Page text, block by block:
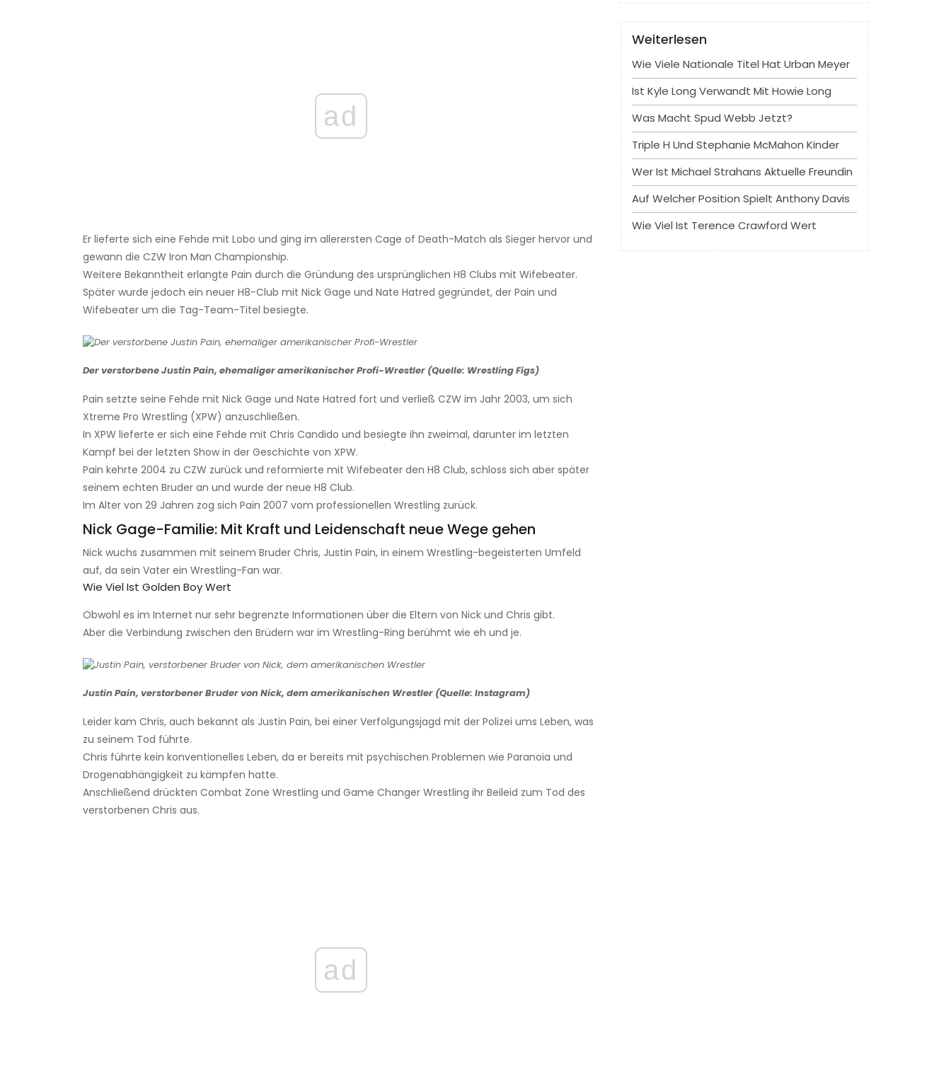
ad
Er lieferte sich eine Fehde mit Lobo und ging im allerersten Cage of Death-Match als Sieger hervor und
gewann die CZW Iron Man Championship.
Weitere Bekanntheit erlangte Pain durch die Gründung des ursprünglichen H8 Clubs mit Wifebeater.
Später wurde jedoch ein neuer H8-Club mit Nick Gage und Nate Hatred gegründet, der Pain und
Wifebeater um die Tag-Team-Titel besiegte.
Der verstorbene Justin Pain, ehemaliger amerikanischer Profi-Wrestler (Quelle: Wrestling Figs)
Pain setzte seine Fehde mit Nick Gage und Nate Hatred fort und verließ CZW im Jahr 2003, um sich
Xtreme Pro Wrestling (XPW) anzuschließen.
In XPW lieferte er sich eine Fehde mit Chris Candido und besiegte ihn zweimal, darunter im letzten
Kampf bei der letzten Show in der Geschichte von XPW.
Pain kehrte 2004 zu CZW zurück und reformierte mit Wifebeater den H8 Club, schloss sich aber später
seinem echten Bruder an und wurde der neue H8 Club.
Im Alter von 29 Jahren zog sich Pain 2007 vom professionellen Wrestling zurück.
Nick Gage-Familie: Mit Kraft und Leidenschaft neue Wege gehen
Nick wuchs zusammen mit seinem Bruder Chris, Justin Pain, in einem Wrestling-begeisterten Umfeld
auf, da sein Vater ein Wrestling-Fan war.
Wie Viel Ist Golden Boy Wert
Obwohl es im Internet nur sehr begrenzte Informationen über die Eltern von Nick und Chris gibt.
Aber die Verbindung zwischen den Brüdern war im Wrestling-Ring berühmt wie eh und je.
Justin Pain, verstorbener Bruder von Nick, dem amerikanischen Wrestler (Quelle: Instagram)
Leider kam Chris, auch bekannt als Justin Pain, bei einer Verfolgungsjagd mit der Polizei ums Leben, was
zu seinem Tod führte.
Chris führte kein konventionelles Leben, da er bereits mit psychischen Problemen wie Paranoia und
Drogenabhängigkeit zu kämpfen hatte.
Anschließend drückten Combat Zone Wrestling und Game Changer Wrestling ihr Beileid zum Tod des
verstorbenen Chris aus.
ad
Weiterlesen
Wie Viele Nationale Titel Hat Urban Meyer
Ist Kyle Long Verwandt Mit Howie Long
Was Macht Spud Webb Jetzt?
Triple H Und Stephanie McMahon Kinder
Wer Ist Michael Strahans Aktuelle Freundin
Auf Welcher Position Spielt Anthony Davis
Wie Viel Ist Terence Crawford Wert